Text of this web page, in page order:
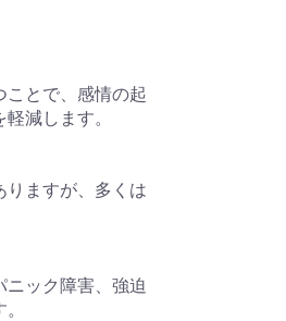
ことで、感情の起
減します。
りますが、多くは
ニック障害、強迫